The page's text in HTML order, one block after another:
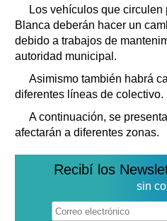
Los vehículos que
Blanca deberán hacer un
debido a trabajos de
autoridad municipal.
Asimismo también habrá
diferentes líneas de colectivo.
A continuación, se
afectarán a diferentes zonas.
Recibí los
sin